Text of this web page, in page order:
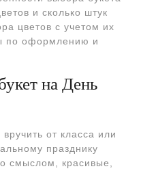
и сколько штук
цветов с учетом их
по оформлению и
на День
от класса или
празднику
смыслом, красивые,